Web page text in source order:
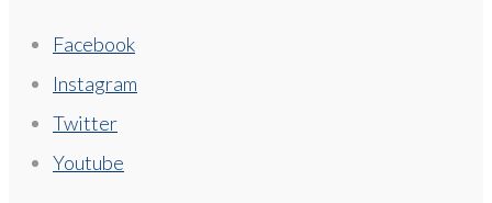
Facebook
Instagram
Twitter
Youtube